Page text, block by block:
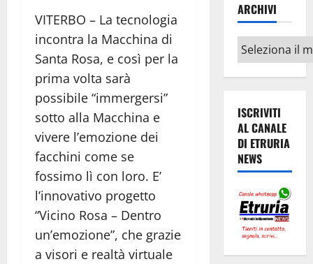
VITERBO – La tecnologia
incontra la Macchina di
Santa Rosa, e così per la
prima volta sarà
possibile “immergersi”
sotto alla Macchina e
vivere l’emozione dei
facchini come se
fossimo lì con loro. E’
l’innovativo progetto
“Vicino Rosa – Dentro
un’emozione”, che grazie
a visori e realtà virtuale
ARCHIVI
Archivi
ISCRIVITI
AL CANALE
DI ETRURIA
NEWS